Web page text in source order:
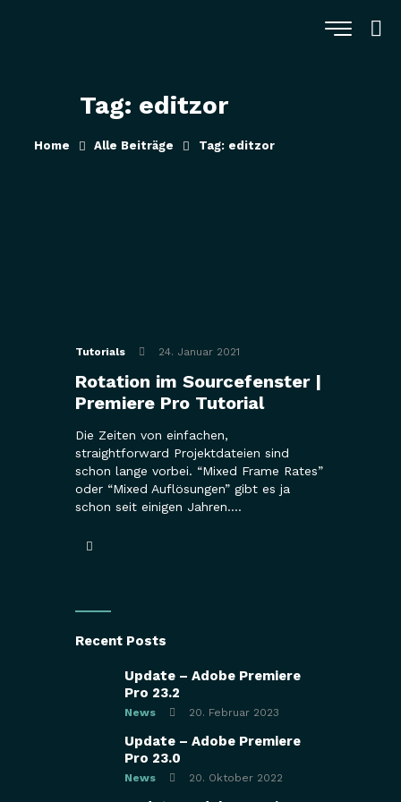
Tag: editzor
Home Alle Beiträge Tag: editzor
Tutorials 24. Januar 2021
Rotation im Sourcefenster |
Premiere Pro Tutorial
Die Zeiten von einfachen,
straightforward Projektdateien sind
schon lange vorbei. “Mixed Frame Rates”
oder “Mixed Auflösungen” gibt es ja
schon seit einigen Jahren.…
Recent Posts
Update – Adobe Premiere
Pro 23.2
News 20. Februar 2023
Update – Adobe Premiere
Pro 23.0
News 20. Oktober 2022